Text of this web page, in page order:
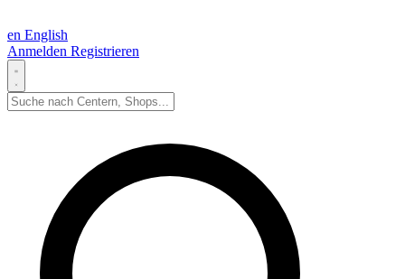
en English
Anmelden Registrieren